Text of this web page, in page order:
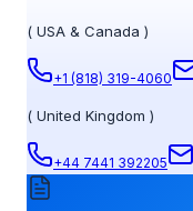
( USA & Canada )
+1 (818) 319-4060
( United Kingdom )
+44 7441 392205